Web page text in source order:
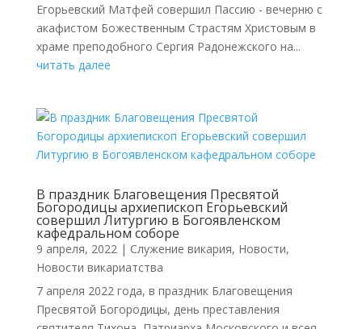
Егорьевский Матфей совершил Пассию - вечерню с
акафистом Божественным Страстям Христовым в
храме преподобного Сергия Радонежского на...
читать далее
В праздник Благовещения Пресвятой
Богородицы архиепископ Егорьевский
совершил Литургию в Богоявленском
кафедральном соборе
9 апреля, 2022| Cлужение викария, Новости,
Новости викариатства
7 апреля 2022 года, в праздник Благовещения
Пресвятой Богородицы, день преставления